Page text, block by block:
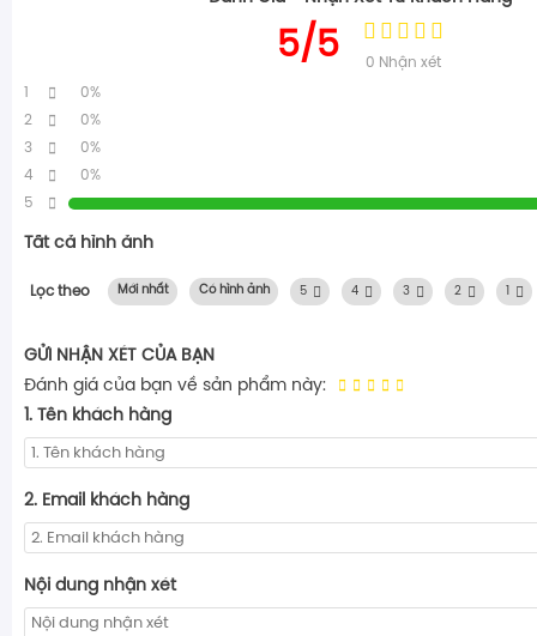
5/5 0 Nhận xét
1
0%
2
0%
3
0%
4
0%
5
Tất cả hình ảnh
Lọc theo Mới nhất Có hình ảnh 5 4 3 2
GỬI NHẬN XÉT CỦA BẠN
Đánh giá của bạn về sản phẩm này:
1. Tên khách hàng
2. Email khách hàng
Nội dung nhận xét